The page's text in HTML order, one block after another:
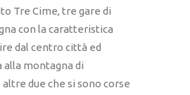
Tre Cime, tre gare di
con la caratteristica
dal centro città ed
alla montagna di
due che si sono corse